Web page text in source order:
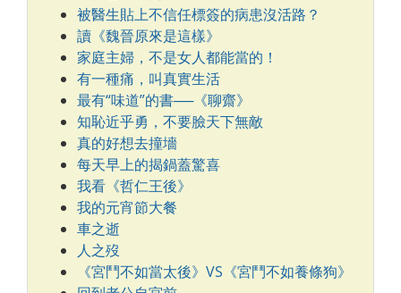
被醫生貼上不信任標簽的病患沒活路？
讀《魏晉原來是這樣》
家庭主婦，不是女人都能當的！
有一種痛，叫真實生活
最有“味道”的書──《聊齋》
知恥近乎勇，不要臉天下無敵
真的好想去撞墻
每天早上的揭鍋蓋驚喜
我看《哲仁王後》
我的元宵節大餐
車之逝
人之歿
《宮鬥不如當太後》VS《宮鬥不如養條狗》